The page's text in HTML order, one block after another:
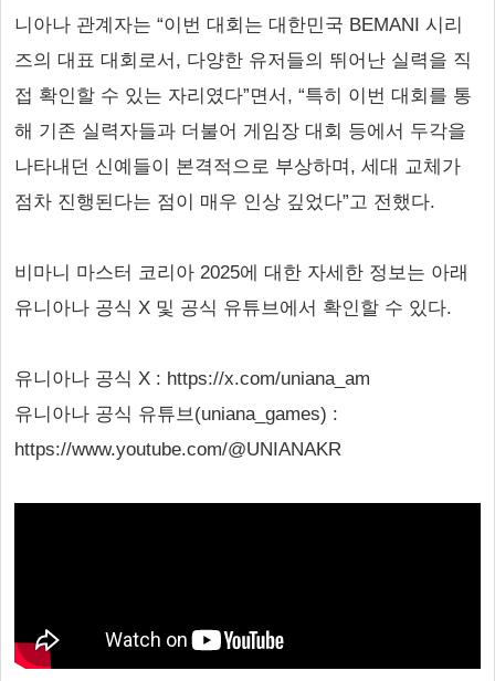
니아나 관계자는 “이번 대회는 대한민국 BEMANI 시리
즈의 대표 대회로서, 다양한 유저들의 뛰어난 실력을 직
접 확인할 수 있는 자리였다”면서, “특히 이번 대회를 통
해 기존 실력자들과 더불어 게임장 대회 등에서 두각을
나타내던 신예들이 본격적으로 부상하며, 세대 교체가
점차 진행된다는 점이 매우 인상 깊었다”고 전했다.
비마니 마스터 코리아 2025에 대한 자세한 정보는 아래
유니아나 공식 X 및 공식 유튜브에서 확인할 수 있다.
유니아나 공식 X : https://x.com/uniana_am
유니아나 공식 유튜브(uniana_games) :
https://www.youtube.com/@UNIANAKR